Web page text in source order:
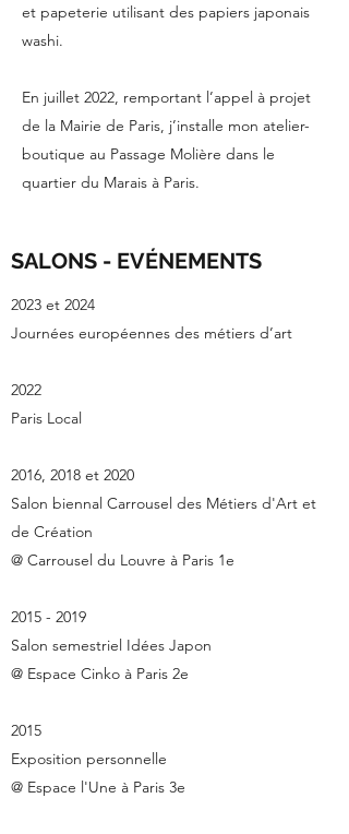
et papeterie utilisant des papiers japonais
washi.
En juillet 2022, remportant l’appel à projet
de la Mairie de Paris, j’installe mon atelier-
boutique au Passage Molière dans le
quartier du Marais à Paris.
SALONS - EVÉNEMENTS
2023 et 2024
Journées européennes des métiers d’art
2022
Paris Local
2016, 2018 et 2020
Salon biennal Carrousel des Métiers d'Art et
de Création
@ Carrousel du Louvre à Paris 1e
2015 - 2019
Salon semestriel Idées Japon
@ Espace Cinko à Paris 2e
2015
Exposition personnelle
@ Espace l'Une à Paris 3e